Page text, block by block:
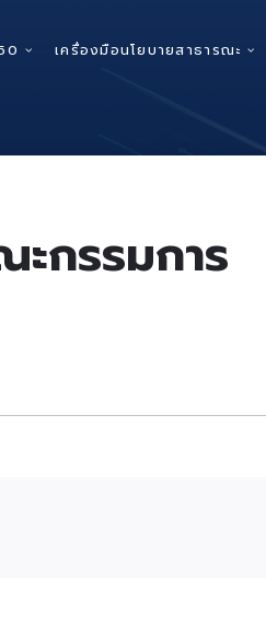
เครื่องมือนโยบายสาธารณะ
กรรมการ